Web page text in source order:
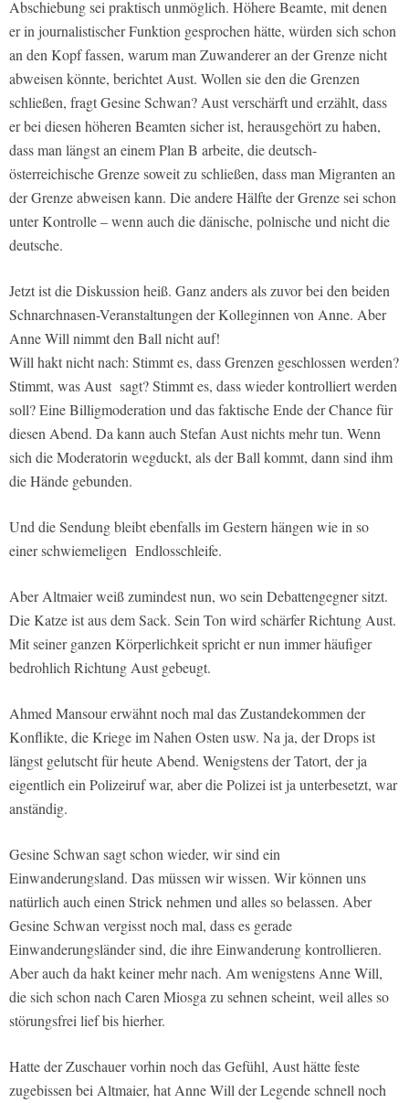
Abschiebung sei praktisch unmöglich. Höhere Beamte, mit denen
er in journalistischer Funktion gesprochen hätte, würden sich schon
an den Kopf fassen, warum man Zuwanderer an der Grenze nicht
abweisen könnte, berichtet Aust. Wollen sie den die Grenzen
schließen, fragt Gesine Schwan? Aust verschärft und erzählt, dass
er bei diesen höheren Beamten sicher ist, herausgehört zu haben,
dass man längst an einem Plan B arbeite, die deutsch-
österreichische Grenze soweit zu schließen, dass man Migranten an
der Grenze abweisen kann. Die andere Hälfte der Grenze sei schon
unter Kontrolle – wenn auch die dänische, polnische und nicht die
deutsche.
Jetzt ist die Diskussion heiß. Ganz anders als zuvor bei den beiden
Schnarchnasen-Veranstaltungen der Kolleginnen von Anne. Aber
Anne Will nimmt den Ball nicht auf!
Will hakt nicht nach: Stimmt es, dass Grenzen geschlossen werden?
Stimmt, was Aust sagt? Stimmt es, dass wieder kontrolliert werden
soll? Eine Billigmoderation und das faktische Ende der Chance für
diesen Abend. Da kann auch Stefan Aust nichts mehr tun. Wenn
sich die Moderatorin wegduckt, als der Ball kommt, dann sind ihm
die Hände gebunden.
Und die Sendung bleibt ebenfalls im Gestern hängen wie in so
einer schwiemeligen Endlosschleife.
Aber Altmaier weiß zumindest nun, wo sein Debattengegner sitzt.
Die Katze ist aus dem Sack. Sein Ton wird schärfer Richtung Aust.
Mit seiner ganzen Körperlichkeit spricht er nun immer häufiger
bedrohlich Richtung Aust gebeugt.
Ahmed Mansour erwähnt noch mal das Zustandekommen der
Konflikte, die Kriege im Nahen Osten usw. Na ja, der Drops ist
längst gelutscht für heute Abend. Wenigstens der Tatort, der ja
eigentlich ein Polizeiruf war, aber die Polizei ist ja unterbesetzt, war
anständig.
Gesine Schwan sagt schon wieder, wir sind ein
Einwanderungsland. Das müssen wir wissen. Wir können uns
natürlich auch einen Strick nehmen und alles so belassen. Aber
Gesine Schwan vergisst noch mal, dass es gerade
Einwanderungsländer sind, die ihre Einwanderung kontrollieren.
Aber auch da hakt keiner mehr nach. Am wenigstens Anne Will,
die sich schon nach Caren Miosga zu sehnen scheint, weil alles so
störungsfrei lief bis hierher.
Hatte der Zuschauer vorhin noch das Gefühl, Aust hätte feste
zugebissen bei Altmaier, hat Anne Will der Legende schnell noch